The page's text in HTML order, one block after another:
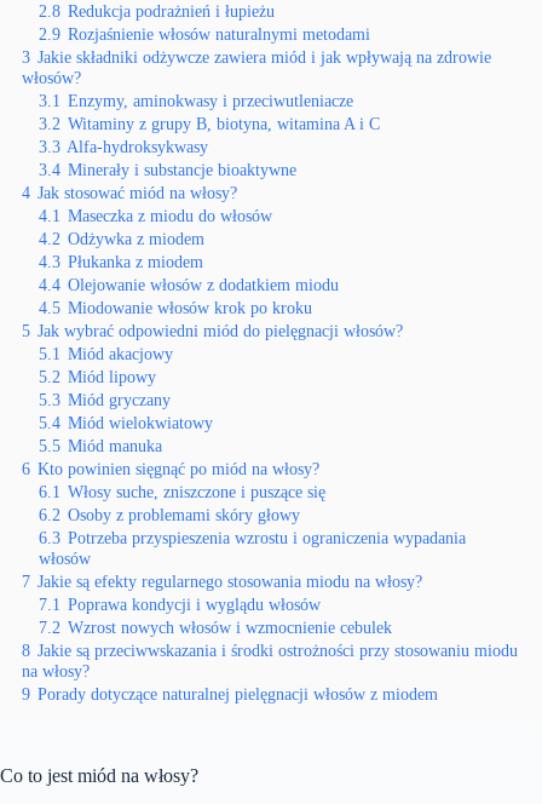
2.8 Redukcja podrażnień i łupieżu
2.9 Rozjaśnienie włosów naturalnymi metodami
3 Jakie składniki odżywcze zawiera miód i jak wpływają na zdrowie
włosów?
3.1 Enzymy, aminokwasy i przeciwutleniacze
3.2 Witaminy z grupy B, biotyna, witamina A i C
3.3 Alfa-hydroksykwasy
3.4 Minerały i substancje bioaktywne
4 Jak stosować miód na włosy?
4.1 Maseczka z miodu do włosów
4.2 Odżywka z miodem
4.3 Płukanka z miodem
4.4 Olejowanie włosów z dodatkiem miodu
4.5 Miodowanie włosów krok po kroku
5 Jak wybrać odpowiedni miód do pielęgnacji włosów?
5.1 Miód akacjowy
5.2 Miód lipowy
5.3 Miód gryczany
5.4 Miód wielokwiatowy
5.5 Miód manuka
6 Kto powinien sięgnąć po miód na włosy?
6.1 Włosy suche, zniszczone i puszące się
6.2 Osoby z problemami skóry głowy
6.3 Potrzeba przyspieszenia wzrostu i ograniczenia wypadania
włosów
7 Jakie są efekty regularnego stosowania miodu na włosy?
7.1 Poprawa kondycji i wyglądu włosów
7.2 Wzrost nowych włosów i wzmocnienie cebulek
8 Jakie są przeciwwskazania i środki ostrożności przy stosowaniu miodu
na włosy?
9 Porady dotyczące naturalnej pielęgnacji włosów z miodem
Co to jest miód na włosy?